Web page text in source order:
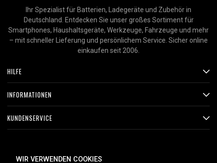
Ihr Spezialist für Batterien, Ladegeräte und Zubehör in
Deutschland. Entdecken Sie unser großes Sortiment für
Smartphones, Haushaltsgeräte, Werkzeuge, Fahrzeuge und mehr
– mit schneller Lieferung und persönlichem Service. Sicher online
einkaufen seit 2006.
HILFE
INFORMATIONEN
KUNDENSERVICE
ZAHLUNGSMETHODEN
WIR VERWENDEN COOKIES